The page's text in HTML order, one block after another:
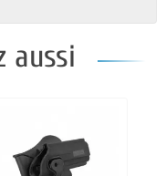
aussi